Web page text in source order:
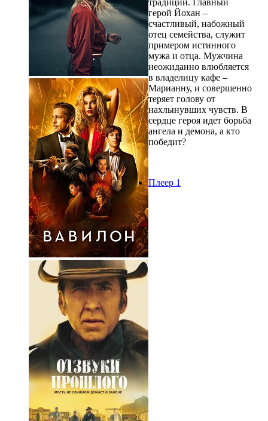
герой Йохан –
счастливый, набожный
отец семейства, служит
примером истинного
мужа и отца. Мужчина
неожиданно влюбляется
в владелицу кафе –
Марианну, и совершенно
теряет голову от
нахлынувших чувств. В
сердце героя идет борьба
ангела и демона, а кто
победит?
Плеер 1